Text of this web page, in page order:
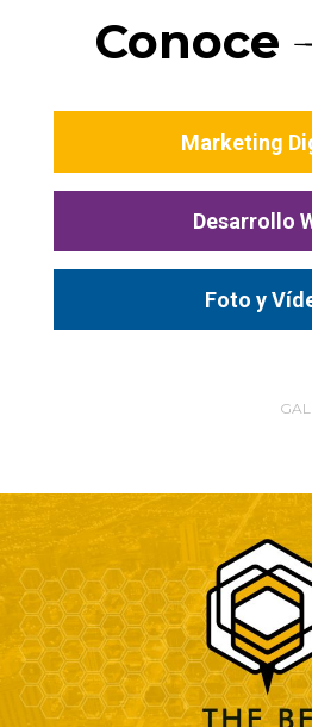
Conoce
Marketing
Desarrollo
Foto y